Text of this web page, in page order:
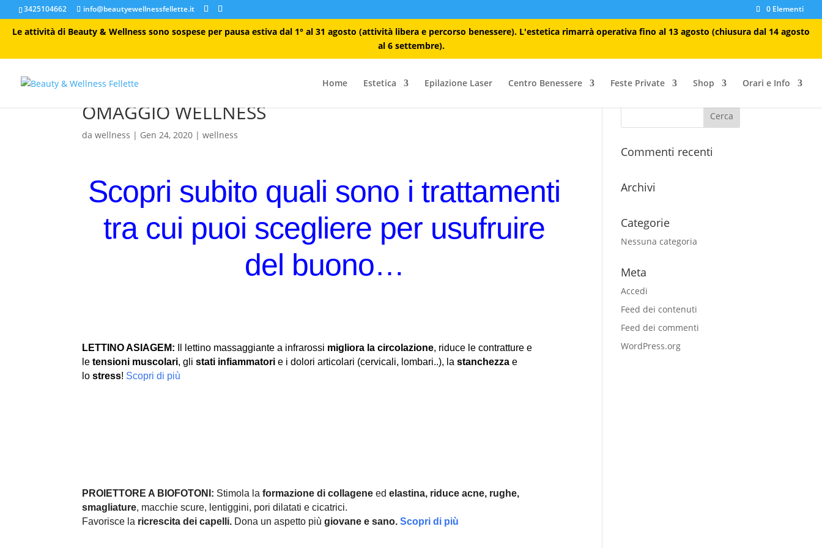
3425104662 info@beautyewellnessfellette.it 0 Elementi
Le attività di Beauty & Wellness sono sospese per pausa estiva dal 1° al 31 agosto (attività libera e percorso benessere). L'estetica rimarrà operativa fino al 13 agosto (chiusura dal 14 agosto
al 6 settembre).
Home Estetica Epilazione Laser Centro Benessere Feste Private Shop Orari e Info
OMAGGIO WELLNESS
dawellness | Gen 24, 2020 |wellness
Scopri subito quali sono i trattamenti
tra cui puoi scegliere per usufruire
del buono…
LETTINO ASIAGEM: Il lettino massaggiante a infrarossi migliora la circolazione, riduce le contratture e
letensioni muscolari, glistati infiammatorie i dolori articolari (cervicali, lombari..), lastanchezza e
lostress! Scopri di più
PROIETTORE A BIOFOTONI: Stimola la formazione di collageneed elastina, riduce acne, rughe,
smagliature, macchie scure, lentiggini, pori dilatati e cicatrici.
Favorisce la ricrescita dei capelli. Dona un aspetto piùgiovane e sano.Scopri di più
Commenti recenti
Archivi
Categorie
Nessuna categoria
Meta
Accedi
Feed dei contenuti
Feed dei commenti
WordPress.org